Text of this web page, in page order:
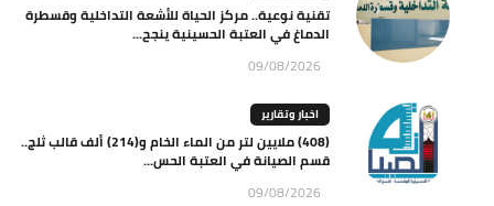
تقنية نوعية.. مركز الحياة للأشعة التداخلية وقسطرة
الدماغ في العتبة الحسينية ينجح...
09/08/2026
اخبار وتقارير
(408) ملايين لتر من الماء الخام و(214) ألف قالب ثلج..
قسم الصيانة في العتبة الحس...
09/08/2026